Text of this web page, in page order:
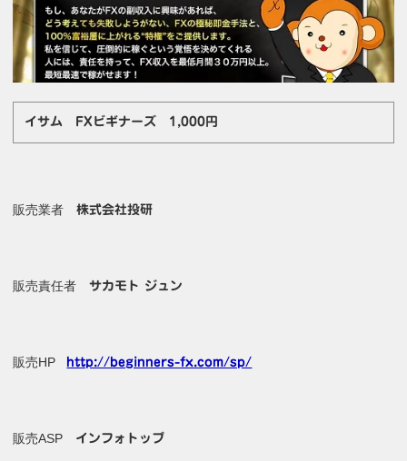
イサム FXビギナーズ 1,000円
販売業者株式会社投研
販売責任者サカモト ジュン
販売HP http://beginners-fx.com/sp/
販売ASP インフォトップ